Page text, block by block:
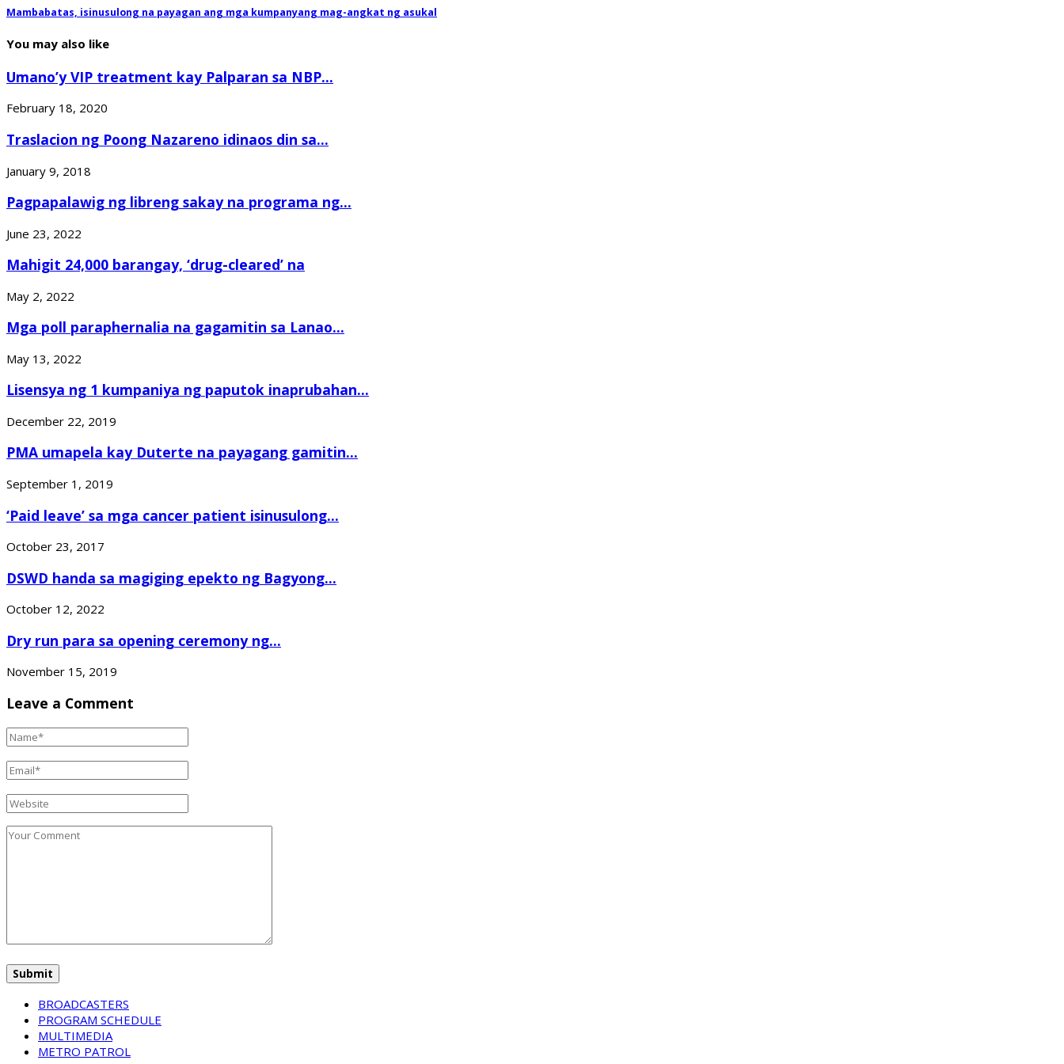
Mambabatas, isinusulong na payagan ang mga kumpanyang mag-angkat ng asukal
You may also like
Umano’y VIP treatment kay Palparan sa NBP...
February 18, 2020
Traslacion ng Poong Nazareno idinaos din sa...
January 9, 2018
Pagpapalawig ng libreng sakay na programa ng...
June 23, 2022
Mahigit 24,000 barangay, ‘drug-cleared’ na
May 2, 2022
Mga poll paraphernalia na gagamitin sa Lanao...
May 13, 2022
Lisensya ng 1 kumpaniya ng paputok inaprubahan...
December 22, 2019
PMA umapela kay Duterte na payagang gamitin...
September 1, 2019
‘Paid leave’ sa mga cancer patient isinusulong...
October 23, 2017
DSWD handa sa magiging epekto ng Bagyong...
October 12, 2022
Dry run para sa opening ceremony ng...
November 15, 2019
Leave a Comment
BROADCASTERS
PROGRAM SCHEDULE
MULTIMEDIA
METRO PATROL